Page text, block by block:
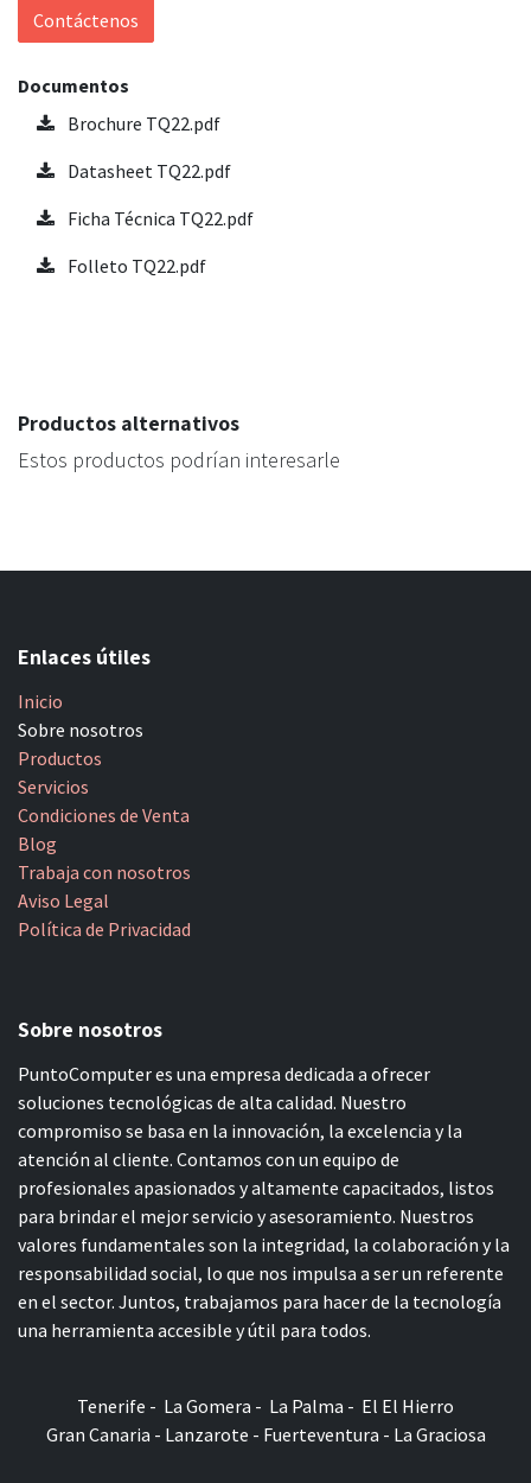
Contáctenos
Documentos
Brochure TQ22.pdf
Datasheet TQ22.pdf
Ficha Técnica TQ22.pdf
Folleto TQ22.pdf
Productos alternativos
Estos productos podrían interesarle
Enlaces útiles
Inicio
Sobre nosotros
Productos
Servicios
Condiciones de Venta
Blog
Trabaja con nosotros
Aviso Legal
Política de Privacidad
Sobre nosotros
PuntoComputer es una empresa dedicada a ofrecer
soluciones tecnológicas de alta calidad. Nuestro
compromiso se basa en la innovación, la excelencia y la
atención al cliente. Contamos con un equipo de
profesionales apasionados y altamente capacitados, listos
para brindar el mejor servicio y asesoramiento. Nuestros
valores fundamentales son la integridad, la colaboración y la
responsabilidad social, lo que nos impulsa a ser un referente
en el sector. Juntos, trabajamos para hacer de la tecnología
una herramienta accesible y útil para todos.
Tenerife - La Gomera - La Palma - El El Hierro
Gran Canaria - Lanzarote - Fuerteventura - La Graciosa